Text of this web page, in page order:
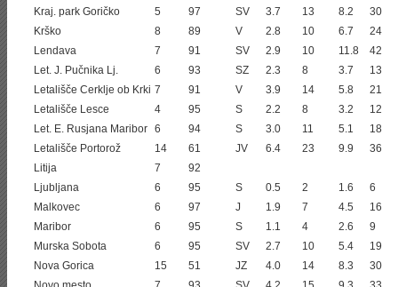
Kraj. park Goričko
5 97 SV 3.7 13 8.2
30
Krško
8 89 V 2.8 10 6.7
24
Lendava
7 91 SV 2.9 10 11.8
42
Let. J. Pučnika Lj.
6 93 SZ 2.3 8 3.7
13
Letališče Cerklje ob Krki 7 91 V 3.9 14 5.8
21
Letališče Lesce
4 95 S 2.2 8 3.2
12
Let. E. Rusjana Maribor 6 94 S 3.0 11 5.1
18
Letališče Portorož
14 61 JV 6.4 23 9.9
36
Litija
7
92
Ljubljana
6 95 S 0.5 2 1.6
6
Malkovec
6 97 J 1.9 7 4.5
16
Maribor
6 95 S 1.1 4 2.6
9
Murska Sobota
6 95 SV 2.7 10 5.4
19
Nova Gorica
15 51 JZ 4.0 14 8.3
30